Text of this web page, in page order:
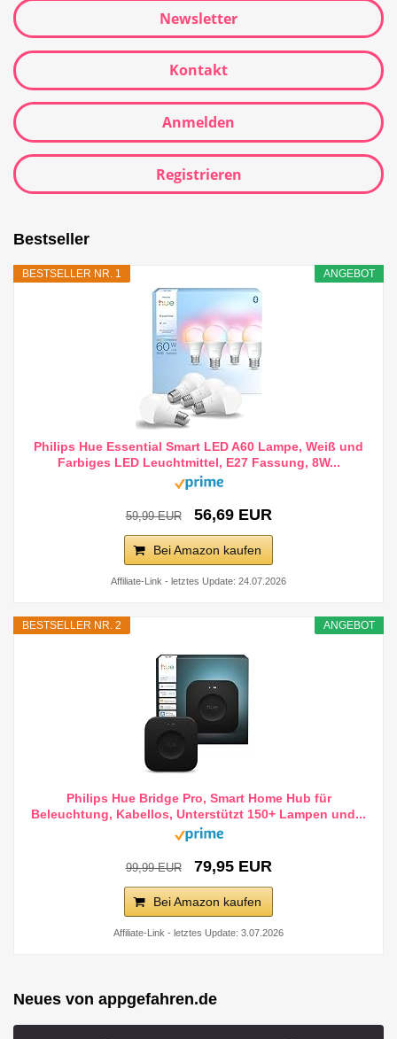
Newsletter
Kontakt
Anmelden
Registrieren
Bestseller
ANGEBOT
BESTSELLER NR. 1
Philips Hue Essential Smart LED A60 Lampe, Weiß und
Farbiges LED Leuchtmittel, E27 Fassung, 8W...
59,99 EUR 56,69 EUR
Bei Amazon kaufen
Affiliate-Link - letztes Update: 24.07.2026
ANGEBOT
BESTSELLER NR. 2
Philips Hue Bridge Pro, Smart Home Hub für
Beleuchtung, Kabellos, Unterstützt 150+ Lampen und...
99,99 EUR 79,95 EUR
Bei Amazon kaufen
Affiliate-Link - letztes Update: 3.07.2026
Neues von appgefahren.de